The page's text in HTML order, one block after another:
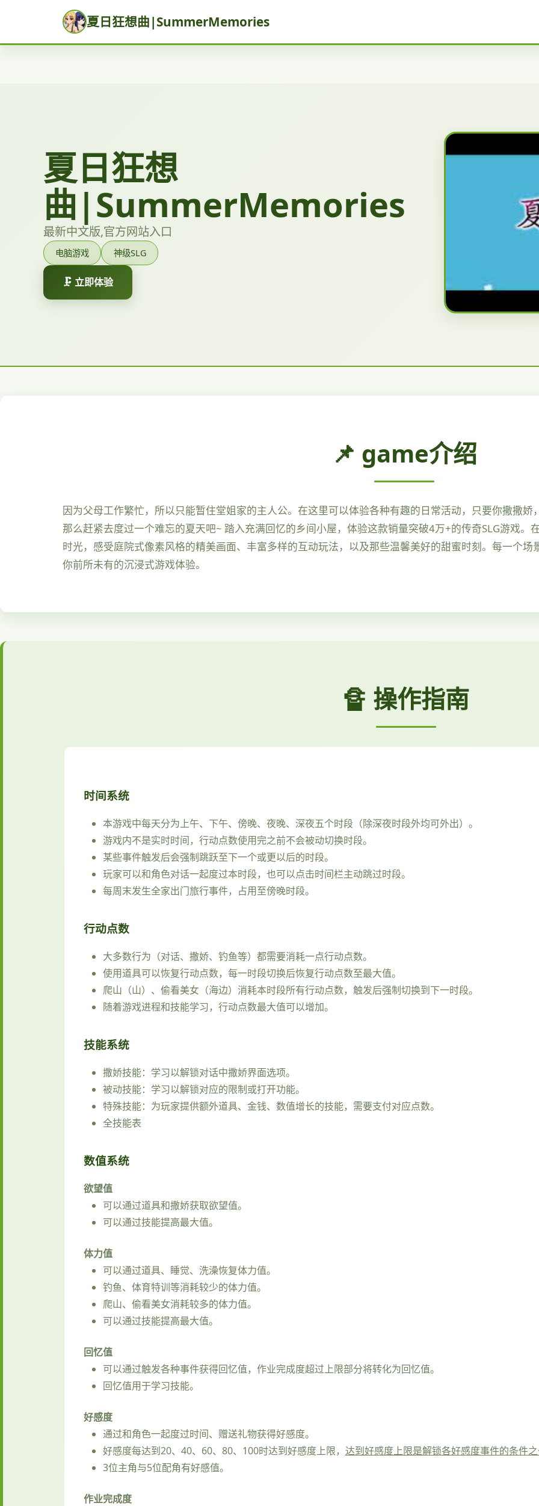
夏日狂想曲|SummerMemories
夏日狂想
曲|SummerMemories
最新中文版,官方网站入口
电脑游戏 神级SLG
🗜️ 立即体验
📌 game介绍
因为父母工作繁忙，所以只能暂住堂姐家的主人公。在这里可以体验各种有趣的日常活动，只要你撒撒
那么赶紧去度过一个难忘的夏天吧~ 踏入充满回忆的乡间小屋，体验这款销量突破4万+的传奇SLG游戏
时光，感受庭院式像素风格的精美画面、丰富多样的互动玩法，以及那些温馨美好的甜蜜时刻。每一个
你前所未有的沉浸式游戏体验。
🔏 操作指南
时间系统
本游戏中每天分为上午、下午、傍晚、夜晚、深夜五个时段（除深夜时段外均可外出）。
游戏内不是实时时间，行动点数使用完之前不会被动切换时段。
某些事件触发后会强制跳跃至下一个或更以后的时段。
玩家可以和角色对话一起度过本时段，也可以点击时间栏主动跳过时段。
每周末发生全家出门旅行事件，占用至傍晚时段。
行动点数
大多数行为（对话、撒娇、钓鱼等）都需要消耗一点行动点数。
使用道具可以恢复行动点数，每一时段切换后恢复行动点数至最大值。
爬山（山）、偷看美女（海边）消耗本时段所有行动点数，触发后强制切换到下一时段。
随着游戏进程和技能学习，行动点数最大值可以增加。
技能系统
撒娇技能：学习以解锁对话中撒娇界面选项。
被动技能：学习以解锁对应的限制或打开功能。
特殊技能：为玩家提供额外道具、金钱、数值增长的技能，需要支付对应点数。
全技能表
数值系统
欲望值
可以通过道具和撒娇获取欲望值。
可以通过技能提高最大值。
体力值
可以通过道具、睡觉、洗澡恢复体力值。
钓鱼、体育特训等消耗较少的体力值。
爬山、偷看美女消耗较多的体力值。
可以通过技能提高最大值。
回忆值
可以通过触发各种事件获得回忆值，作业完成度超过上限部分将转化为回忆值。
回忆值用于学习技能。
好感度
通过和角色一起度过时间、赠送礼物获得好感度。
好感度每达到20、40、60、80、100时达到好感度上限， 达到好感度上限是解锁各好感度事件的条件
3位主角与5位配角有好感值。
作业完成度